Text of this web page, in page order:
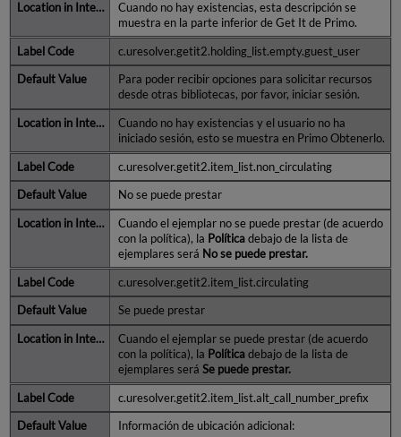
Cuando no hay existencias, esta descripción se
muestra en la parte inferior de Get It de Primo.
c.uresolver.getit2.holding_list.empty.guest_user
Para poder recibir opciones para solicitar recursos
desde otras bibliotecas, por favor, iniciar sesión.
Cuando no hay existencias y el usuario no ha
iniciado sesión, esto se muestra en Primo Obtenerlo.
c.uresolver.getit2.item_list.non_circulating
No se puede prestar
Cuando el ejemplar no se puede prestar (de acuerdo
con la política), la Política debajo de la lista de
ejemplares será No se puede prestar.
c.uresolver.getit2.item_list.circulating
Se puede prestar
Cuando el ejemplar se puede prestar (de acuerdo
con la política), la Política debajo de la lista de
ejemplares seráSe puede prestar.
c.uresolver.getit2.item_list.alt_call_number_prefix
Información de ubicación adicional: